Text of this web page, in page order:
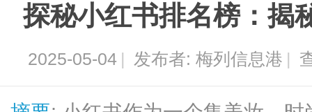
› ›
探秘小红书排名榜：揭
2025-05-04 | 发布者: 梅列信息港 |